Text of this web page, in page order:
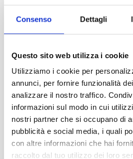
Consenso Dettagli
Questo sito web utilizza i cookie
Utilizziamo i cookie per
annunci, per fornire funzionalità
analizzare il nostro traffico.
informazioni sul modo in cui
nostri partner che si occupano di
pubblicità e social media, i quali
con altre informazioni che hai
raccolto dal tuo utilizzo dei loro
Le Maserati del Museo Nicolis
Le Moto Guzzi del Museo Nicolis
Le Motociclette
Le Porsche del Museo Nicolis
Le Rolls Royce del Museo Nicolis
Le Vespa del Museo Nicolis
Le Yamaha del Museo Nicolis
Libreria